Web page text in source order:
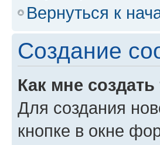
Вернуться к
Создание
Как мне
Для создания
кнопке в окне